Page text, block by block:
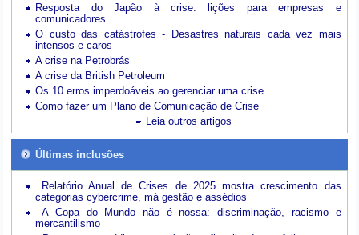
Resposta do Japão à crise: lições para empresas e
comunicadores
O custo das catástrofes -
Desastres naturais cada vez mais
intensos e caros
A crise na Petrobrás
A crise da British Petroleum
Os 10 erros imperdoáveis ao gerenciar uma crise
Como fazer um Plano de Comunicação de Crise
Leia outros artigos
Últimas inclusões
Relatório Anual de Crises de 2025 mostra crescimento das
categorias cybercrime, má gestão e assédios
A Copa do Mundo não é nossa: discriminação, racismo e
mercantilismo